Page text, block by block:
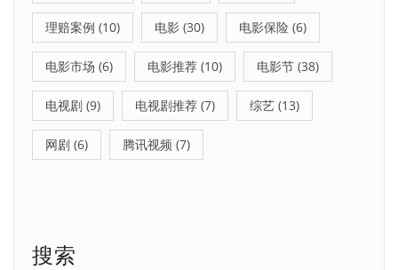
理赔案例 (10) 电影 (30) 电影保险 (6)
电影市场 (6) 电影推荐 (10) 电影节 (38)
电视剧 (9) 电视剧推荐 (7) 综艺 (13)
网剧 (6) 腾讯视频 (7)
搜索